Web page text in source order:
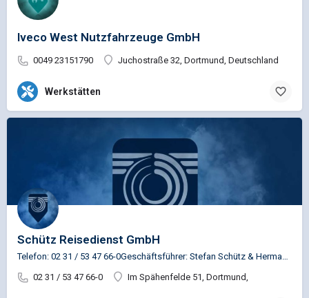
Iveco West Nutzfahrzeuge GmbH
0049 23151790 Juchostraße 32, Dortmund, Deutschland
Werkstätten
Schütz Reisedienst GmbH
02 31 / 53 47 66-0
Im Spähenfelde 51, Dortmund,